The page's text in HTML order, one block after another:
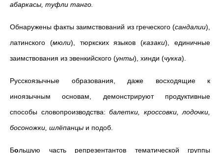
абаркасы, туфли танго.
Обнаружены факты заимствований из греческого (сандалии),
латинского (мюли), тюркских языков (казаки), единичные
заимствования из эвенкийского (унты), хинди (чукка).
Русскоязычные образования, даже восходящие к
иноязычным основам, демонстрируют продуктивные
способы словопроизводства: балетки, кроссовки, лодочки,
босоножки, шлёпанцы и подоб.
Большую часть репрезентантов тематической группы